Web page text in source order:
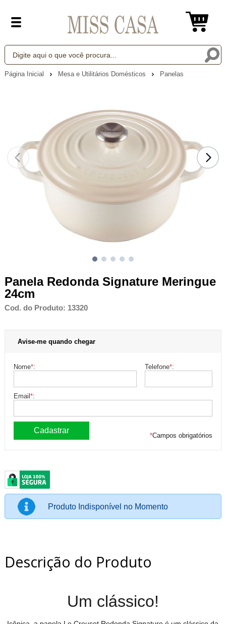
Página Inicial Mesa e Utilitários Domésticos Panelas
Panela Redonda Signature Meringue
24cm
Cod. do Produto: 13320
Avise-me quando chegar
Nome*: Telefone*:
Email*:
*Campos obrigatórios
Produto Indisponível no Momento
Descrição do Produto
Um clássico!